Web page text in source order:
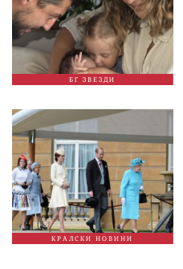
БГ ЗВЕЗДИ
КРАЛСКИ НОВИНИ